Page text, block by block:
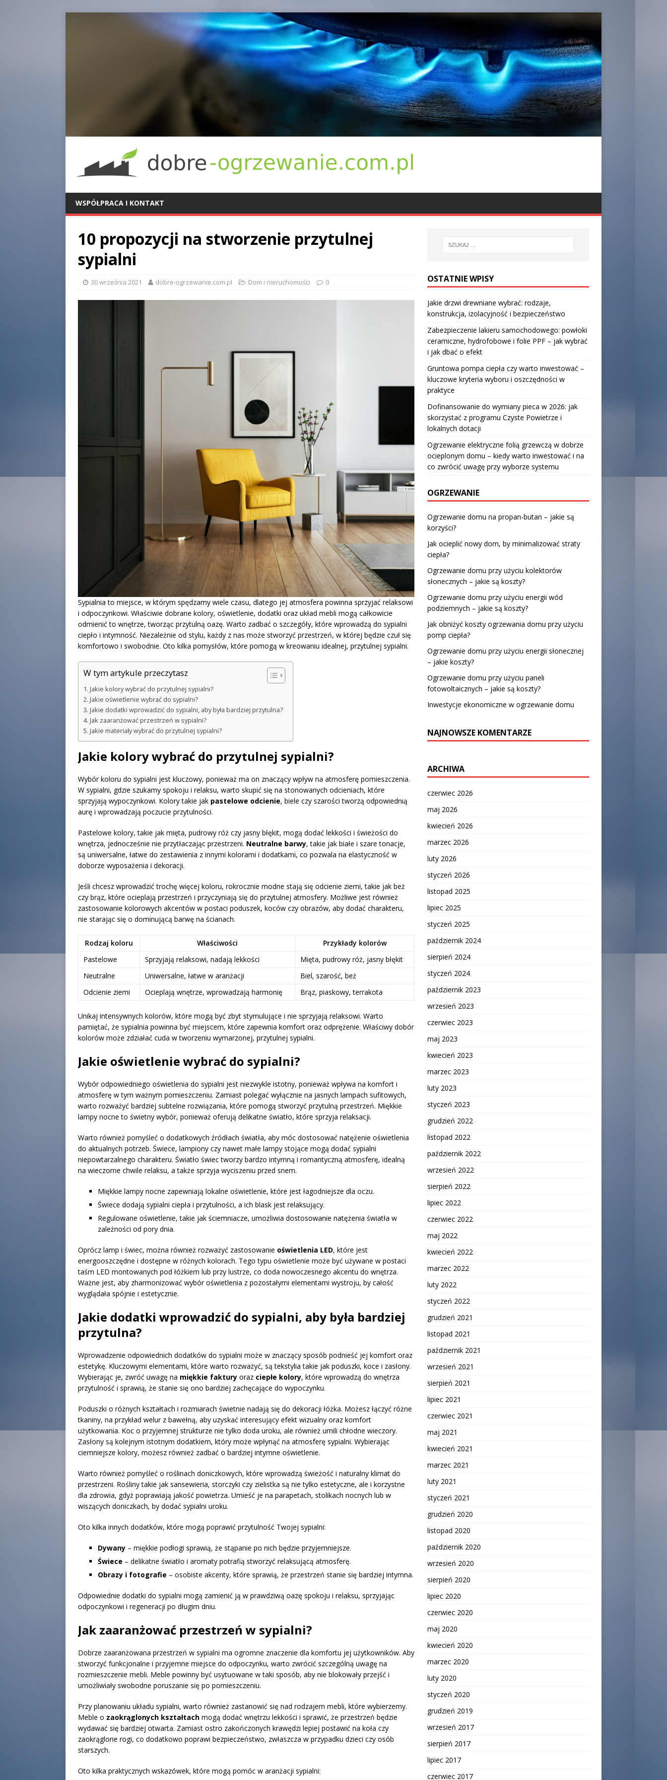
WSPÓŁPRACA I KONTAKT
10 propozycji na stworzenie przytulnej
sypialni
30 września 2021 dobre-ogrzewanie.com.pl Dom i nieruchomości 0
Sypialnia to miejsce, w którym spędzamy wiele czasu, dlatego jej atmosfera powinna sprzyjać relaksowi
i odpoczynkowi. Właściwie dobrane kolory, oświetlenie, dodatki oraz układ mebli mogą całkowicie
odmienić to wnętrze, tworząc przytulną oazę. Warto zadbać o szczegóły, które wprowadzą do sypialni
ciepło i intymność. Niezależnie od stylu, każdy z nas może stworzyć przestrzeń, w której będzie czuł się
komfortowo i swobodnie. Oto kilka pomysłów, które pomogą w kreowaniu idealnej, przytulnej sypialni.
W tym artykule przeczytasz
Jakie kolory wybrać do przytulnej sypialni?
Jakie oświetlenie wybrać do sypialni?
Jakie dodatki wprowadzić do sypialni, aby była bardziej przytulna?
Jak zaaranżować przestrzeń w sypialni?
Jakie materiały wybrać do przytulnej sypialni?
Jakie kolory wybrać do przytulnej sypialni?
Wybór koloru do sypialni jest kluczowy, ponieważ ma on znaczący wpływ na atmosferę pomieszczenia.
W sypialni, gdzie szukamy spokoju i relaksu, warto skupić się na stonowanych odcieniach, które
sprzyjają wypoczynkowi. Kolory takie jak pastelowe odcienie, biele czy szarości tworzą odpowiednią
aurę i wprowadzają poczucie przytulności.
Pastelowe kolory, takie jak mięta, pudrowy róż czy jasny błękit, mogą dodać lekkości i świeżości do
wnętrza, jednocześnie nie przytłaczając przestrzeni. Neutralne barwy, takie jak białe i szare tonacje,
są uniwersalne, łatwe do zestawienia z innymi kolorami i dodatkami, co pozwala na elastyczność w
doborze wyposażenia i dekoracji.
Jeśli chcesz wprowadzić trochę więcej koloru, rokrocznie modne stają się odcienie ziemi, takie jak beż
czy brąz, które ocieplają przestrzeń i przyczyniają się do przytulnej atmosfery. Możliwe jest również
zastosowanie kolorowych akcentów w postaci poduszek, koców czy obrazów, aby dodać charakteru,
nie starając się o dominującą barwę na ścianach.
Rodzaj koloru Właściwości
Przykłady kolorów
Pastelowe
Sprzyjają relaksowi, nadają lekkości
Mięta, pudrowy róż, jasny błękit
Neutralne
Uniwersalne, łatwe w aranżacji
Biel, szarość, beż
Odcienie ziemi
Ocieplają wnętrze, wprowadzają harmonię Brąz, piaskowy, terrakota
Unikaj intensywnych kolorów, które mogą być zbyt stymulujące i nie sprzyjają relaksowi. Warto
pamiętać, że sypialnia powinna być miejscem, które zapewnia komfort oraz odprężenie. Właściwy dobór
kolorów może zdziałać cuda w tworzeniu wymarzonej, przytulnej sypialni.
Jakie oświetlenie wybrać do sypialni?
Wybór odpowiedniego oświetlenia do sypialni jest niezwykle istotny, ponieważ wpływa na komfort i
atmosferę w tym ważnym pomieszczeniu. Zamiast polegać wyłącznie na jasnych lampach sufitowych,
warto rozważyć bardziej subtelne rozwiązania, które pomogą stworzyć przytulną przestrzeń. Miękkie
lampy nocne to świetny wybór, ponieważ oferują delikatne światło, które sprzyja relaksacji.
Warto również pomyśleć o dodatkowych źródłach światła, aby móc dostosować natężenie oświetlenia
do aktualnych potrzeb. Świece, lampiony czy nawet małe lampy stojące mogą dodać sypialni
niepowtarzalnego charakteru. Światło świec tworzy bardzo intymną i romantyczną atmosferę, idealną
na wieczorne chwile relaksu, a także sprzyja wyciszeniu przed snem.
Miękkie lampy nocne zapewniają lokalne oświetlenie, które jest łagodniejsze dla oczu.
Świece dodają sypialni ciepła i przytulności, a ich blask jest relaksujący.
Regulowane oświetlenie, takie jak ściemniacze, umożliwia dostosowanie natężenia światła w
zależności od pory dnia.
Oprócz lamp i świec, można również rozważyć zastosowanie oświetlenia LED, które jest
energooszczędne i dostępne w różnych kolorach. Tego typu oświetlenie może być używane w postaci
taśm LED montowanych pod łóżkiem lub przy lustrze, co doda nowoczesnego akcentu do wnętrza.
Ważne jest, aby zharmonizować wybór oświetlenia z pozostałymi elementami wystroju, by całość
wyglądała spójnie i estetycznie.
Jakie dodatki wprowadzić do sypialni, aby była bardziej
przytulna?
Wprowadzenie odpowiednich dodatków do sypialni może w znaczący sposób podnieść jej komfort oraz
estetykę. Kluczowymi elementami, które warto rozważyć, są tekstylia takie jak poduszki, koce i zasłony.
Wybierając je, zwróć uwagę na miękkie faktury oraz ciepłe kolory, które wprowadzą do wnętrza
przytulność i sprawią, że stanie się ono bardziej zachęcające do wypoczynku.
Poduszki o różnych kształtach i rozmiarach świetnie nadają się do dekoracji łóżka. Możesz łączyć różne
tkaniny, na przykład welur z bawełną, aby uzyskać interesujący efekt wizualny oraz komfort
użytkowania. Koc o przyjemnej strukturze nie tylko doda uroku, ale również umili chłodne wieczory.
Zasłony są kolejnym istotnym dodatkiem, który może wpłynąć na atmosferę sypialni. Wybierając
ciemniejsze kolory, możesz również zadbać o bardziej intymne oświetlenie.
Warto również pomyśleć o roślinach doniczkowych, które wprowadzą świeżość i naturalny klimat do
przestrzeni. Rośliny takie jak sansewieria, storczyki czy zielistka są nie tylko estetyczne, ale i korzystne
dla zdrowia, gdyż poprawiają jakość powietrza. Umieść je na parapetach, stolikach nocnych lub w
wiszących doniczkach, by dodać sypialni uroku.
Oto kilka innych dodatków, które mogą poprawić przytulność Twojej sypialni:
Dywany – miękkie podłogi sprawią, że stąpanie po nich będzie przyjemniejsze.
Świece – delikatne światło i aromaty potrafią stworzyć relaksującą atmosferę.
Obrazy i fotografie – osobiste akcenty, które sprawią, że przestrzeń stanie się bardziej intymna.
Odpowiednie dodatki do sypialni mogą zamienić ją w prawdziwą oazę spokoju i relaksu, sprzyjając
odpoczynkowi i regeneracji po długim dniu.
Jak zaaranżować przestrzeń w sypialni?
Dobrze zaaranżowana przestrzeń w sypialni ma ogromne znaczenie dla komfortu jej użytkowników. Aby
stworzyć funkcjonalne i przyjemne miejsce do odpoczynku, warto zwrócić szczególną uwagę na
rozmieszczenie mebli. Meble powinny być usytuowane w taki sposób, aby nie blokowały przejść i
umożliwiały swobodne poruszanie się po pomieszczeniu.
Przy planowaniu układu sypialni, warto również zastanowić się nad rodzajem mebli, które wybierzemy.
Meble o zaokrąglonych kształtach mogą dodać wnętrzu lekkości i sprawić, że przestrzeń będzie
wydawać się bardziej otwarta. Zamiast ostro zakończonych krawędzi lepiej postawić na koła czy
zaokrąglone rogi, co dodatkowo poprawi bezpieczeństwo, zwłaszcza w przypadku dzieci czy osób
starszych.
Oto kilka praktycznych wskazówek, które mogą pomóc w aranżacji sypialni:
OSTATNIE WPISY
Jakie drzwi drewniane wybrać: rodzaje,
konstrukcja, izolacyjność i bezpieczeństwo
Zabezpieczenie lakieru samochodowego: powłoki
ceramiczne, hydrofobowe i folie PPF – jak wybrać
i jak dbać o efekt
Gruntowa pompa ciepła czy warto inwestować –
kluczowe kryteria wyboru i oszczędności w
praktyce
Dofinansowanie do wymiany pieca w 2026: jak
skorzystać z programu Czyste Powietrze i
lokalnych dotacji
Ogrzewanie elektryczne folią grzewczą w dobrze
ocieplonym domu – kiedy warto inwestować i na
co zwrócić uwagę przy wyborze systemu
OGRZEWANIE
Ogrzewanie domu na propan-butan – jakie są
korzyści?
Jak ocieplić nowy dom, by minimalizować straty
ciepła?
Ogrzewanie domu przy użyciu kolektorów
słonecznych – jakie są koszty?
Ogrzewanie domu przy użyciu energii wód
podziemnych – jakie są koszty?
Jak obniżyć koszty ogrzewania domu przy użyciu
pomp ciepła?
Ogrzewanie domu przy użyciu energii słonecznej
– jakie koszty?
Ogrzewanie domu przy użyciu paneli
fotowoltaicznych – jakie są koszty?
Inwestycje ekonomiczne w ogrzewanie domu
NAJNOWSZE KOMENTARZE
ARCHIWA
czerwiec 2026
maj 2026
kwiecień 2026
marzec 2026
luty 2026
styczeń 2026
listopad 2025
lipiec 2025
styczeń 2025
październik 2024
sierpień 2024
styczeń 2024
październik 2023
wrzesień 2023
czerwiec 2023
maj 2023
kwiecień 2023
marzec 2023
luty 2023
styczeń 2023
grudzień 2022
listopad 2022
październik 2022
wrzesień 2022
sierpień 2022
lipiec 2022
czerwiec 2022
maj 2022
kwiecień 2022
marzec 2022
luty 2022
styczeń 2022
grudzień 2021
listopad 2021
październik 2021
wrzesień 2021
sierpień 2021
lipiec 2021
czerwiec 2021
maj 2021
kwiecień 2021
marzec 2021
luty 2021
styczeń 2021
grudzień 2020
listopad 2020
październik 2020
wrzesień 2020
sierpień 2020
lipiec 2020
czerwiec 2020
maj 2020
kwiecień 2020
marzec 2020
luty 2020
styczeń 2020
grudzień 2019
wrzesień 2017
sierpień 2017
lipiec 2017
czerwiec 2017